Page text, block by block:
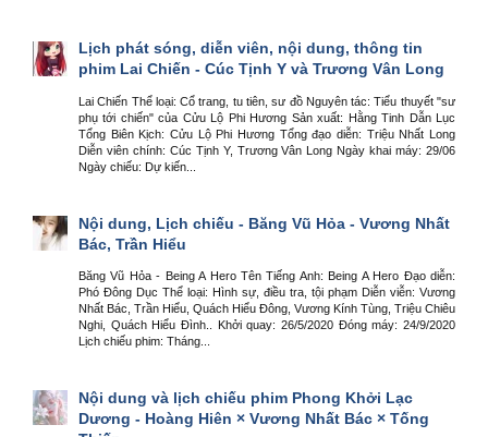
Lịch phát sóng, diễn viên, nội dung, thông tin
phim Lai Chiến - Cúc Tịnh Y và Trương Vân Long
Lai Chiến Thể loại: Cổ trang, tu tiên, sư đồ Nguyên tác: Tiểu thuyết "sư
phụ tới chiến" của Cửu Lộ Phi Hương Sản xuất: Hằng Tinh Dẫn Lục
Tổng Biên Kịch: Cửu Lộ Phi Hương Tổng đạo diễn: Triệu Nhất Long
Diễn viên chính: Cúc Tịnh Y, Trương Vân Long Ngày khai máy: 29/06
Ngày chiếu: Dự kiến...
Nội dung, Lịch chiếu - Băng Vũ Hỏa - Vương Nhất
Bác, Trần Hiểu
Băng Vũ Hỏa - Being A Hero Tên Tiếng Anh: Being A Hero Đạo diễn:
Phó Đông Dục Thể loại: Hình sự, điều tra, tội phạm Diễn viễn: Vương
Nhất Bác, Trần Hiểu, Quách Hiểu Đông, Vương Kính Tùng, Triệu Chiêu
Nghi, Quách Hiểu Đình.. Khởi quay: 26/5/2020 Đóng máy: 24/9/2020
Lịch chiếu phim: Tháng...
Nội dung và lịch chiếu phim Phong Khởi Lạc
Dương - Hoàng Hiên × Vương Nhất Bác × Tống